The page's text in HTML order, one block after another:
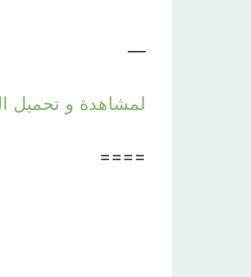
—
لمشاهدة و تحميل
====